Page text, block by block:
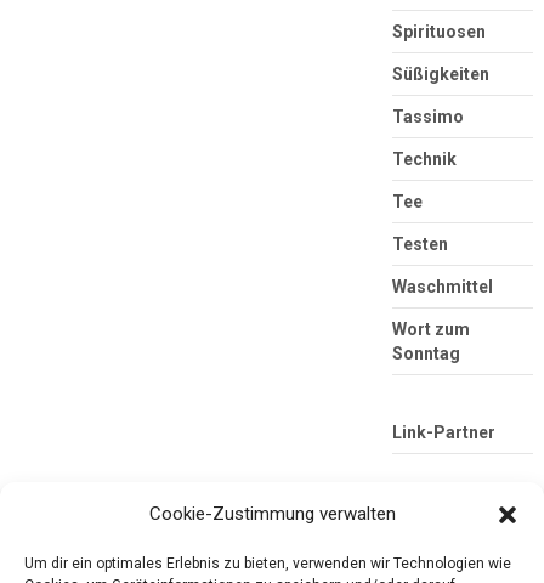
Spirituosen
Süßigkeiten
Tassimo
Technik
Tee
Testen
Waschmittel
Wort zum
Sonntag
Link-Partner
Cookie-Zustimmung verwalten
Um dir ein optimales Erlebnis zu bieten, verwenden wir Technologien wie